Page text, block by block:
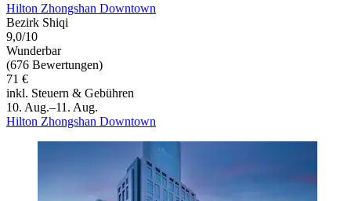
Hilton Zhongshan Downtown
Bezirk Shiqi
9,0/10
Wunderbar
(676 Bewertungen)
71 €
inkl. Steuern & Gebühren
10. Aug.–11. Aug.
Hilton Zhongshan Downtown